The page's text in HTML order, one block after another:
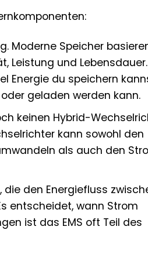
Moderne Speicher
Leistung und
Energie du speichern
geladen werden kann.
keinen Hybrid-
kann sowohl den
als auch den
den Energiefluss
entscheidet, wann Strom
ist das EMS oft Teil des